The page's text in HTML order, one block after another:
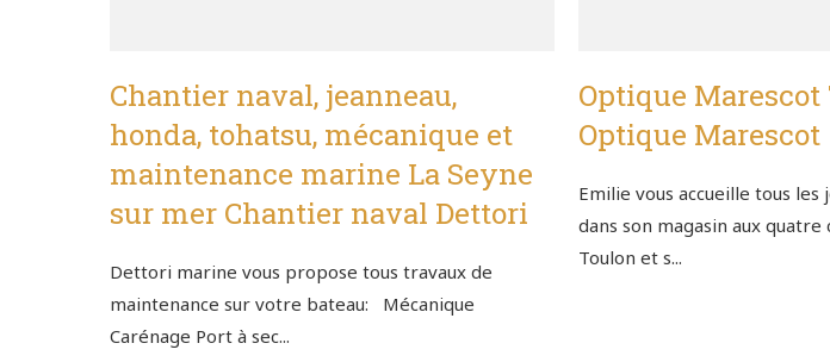
Chantier naval, jeanneau,
honda, tohatsu, mécanique et
maintenance marine La Seyne
sur mer Chantier naval Dettori
Dettori marine vous propose tous travaux de
maintenance sur votre bateau: Mécanique
Carénage Port à sec...
Optique
Optique Marescot
Emilie vous accueille tous les
dans son magasin aux
Toulon et s...